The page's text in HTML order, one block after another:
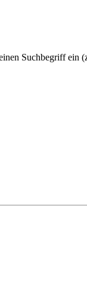
Suchbegriff